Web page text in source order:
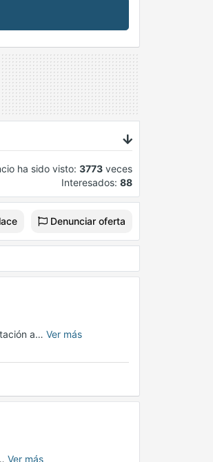
ha sido visto: 3773 veces
Interesados: 88
Denunciar oferta
a… Ver más
Ver más